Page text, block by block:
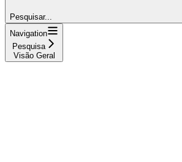
Pesquisar...
Navigation
Pesquisa
Visão Geral